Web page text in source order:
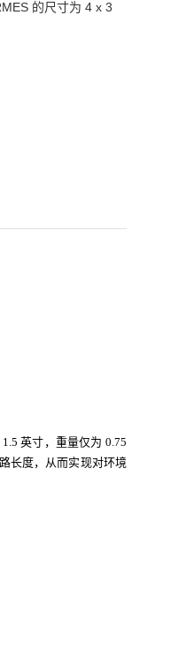
的尺寸为 4 x 3
英寸，重量仅为 0.75
长度，从而实现对环境